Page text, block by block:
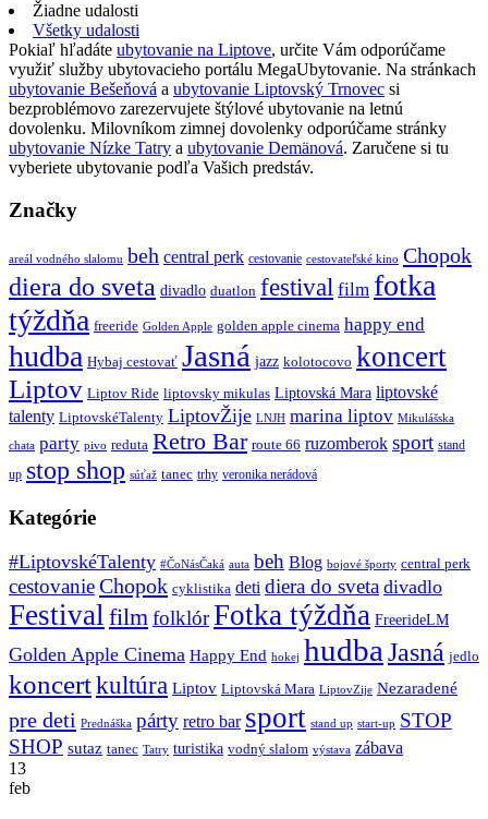
Žiadne udalosti
Všetky udalosti
Pokiaľ hľadáte ubytovanie na Liptove, určite Vám odporúčame
využiť služby ubytovacieho portálu MegaUbytovanie. Na stránkach
ubytovanie Bešeňová a ubytovanie Liptovský Trnovec si
bezproblémovo zarezervujete štýlové ubytovanie na letnú
dovolenku. Milovníkom zimnej dovolenky odporúčame stránky
ubytovanie Nízke Tatry a ubytovanie Demänová. Zaručene si tu
vyberiete ubytovanie podľa Vašich predstáv.
Značky
areál vodného slalomu beh central perk cestovanie cestovateľské kino Chopok
diera do sveta divadlo duatlon festival film fotka
týždňa freeride Golden Apple golden apple cinema happy end
hudba Hybaj cestovať Jasná jazz kolotocovo koncert
Liptov Liptov Ride liptovsky mikulas Liptovská Mara liptovské
talenty LiptovskéTalenty LiptovŽije LNJH marina liptov Mikulášska
chata party pivo reduta Retro Bar route 66 ruzomberok sport stand
up stop shop súťaž tanec trhy veronika nerádová
Kategórie
#LiptovskéTalenty #ČoNásČaká auta beh Blog bojové športy central perk
cestovanieChopok cyklistika deti diera do sveta divadlo
Festival filmfolklórFotka týždňa FreerideLM
Golden Apple Cinema Happy End hokej hudba Jasná jedlo
koncertkultúra Liptov Liptovská Mara LiptovZije Nezaradené
pre deti Prednáška párty retro bar sport stand up start-up STOP
SHOP sutaz tanec Tatry turistika vodný slalom výstava zábava
13
feb